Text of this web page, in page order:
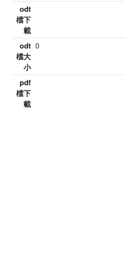
odt
檔下
載
odt
檔大
小
0
pdf
檔下
載